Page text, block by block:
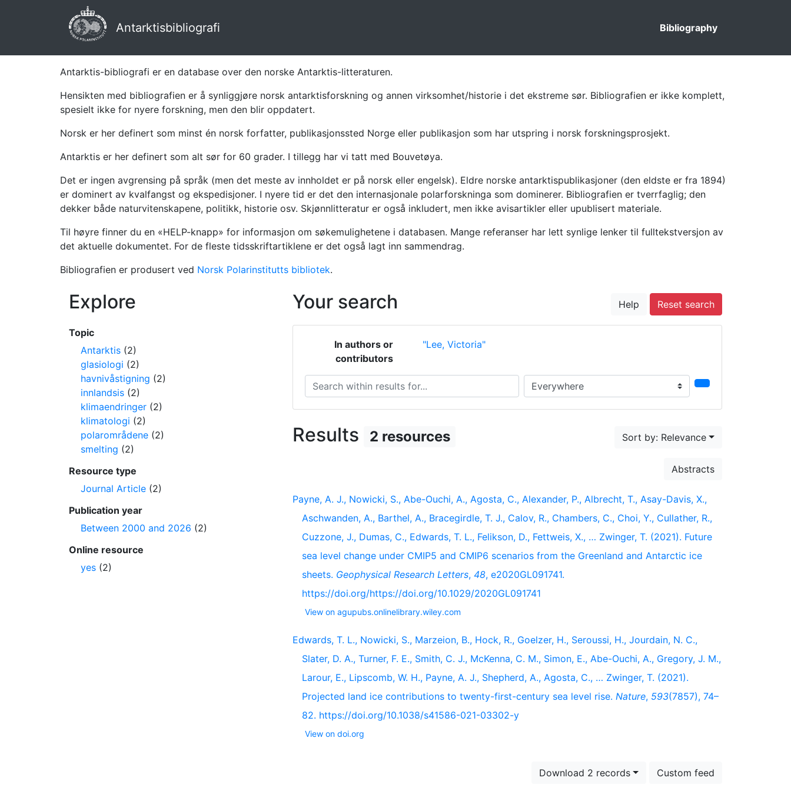
Antarktisbibliografi Bibliography
Antarktis-bibliografi er en database over den norske Antarktis-litteraturen.
Hensikten med bibliografien er å synliggjøre norsk antarktisforskning og annen virksomhet/historie i det ekstreme sør. Bibliografien er ikke komplett,
spesielt ikke for nyere forskning, men den blir oppdatert.
Norsk er her definert som minst én norsk forfatter, publikasjonssted Norge eller publikasjon som har utspring i norsk forskningsprosjekt.
Antarktis er her definert som alt sør for 60 grader. I tillegg har vi tatt med Bouvetøya.
Det er ingen avgrensing på språk (men det meste av innholdet er på norsk eller engelsk). Eldre norske antarktispublikasjoner (den eldste er fra 1894)
er dominert av kvalfangst og ekspedisjoner. I nyere tid er det den internasjonale polarforskninga som dominerer. Bibliografien er tverrfaglig; den
dekker både naturvitenskapene, politikk, historie osv. Skjønnlitteratur er også inkludert, men ikke avisartikler eller upublisert materiale.
Til høyre finner du en «HELP-knapp» for informasjon om søkemulighetene i databasen. Mange referanser har lett synlige lenker til fulltekstversjon av
det aktuelle dokumentet. For de fleste tidsskriftartiklene er det også lagt inn sammendrag.
Bibliografien er produsert ved Norsk Polarinstitutts bibliotek.
Your search Help Reset search
In authors or
contributors
"Lee, Victoria"
Search within results for... Search in...
Results 2 resources Sort by: Relevance
Abstracts
Payne, A. J., Nowicki, S., Abe-Ouchi, A., Agosta, C., Alexander, P., Albrecht, T., Asay-Davis, X.,
Aschwanden, A., Barthel, A., Bracegirdle, T. J., Calov, R., Chambers, C., Choi, Y., Cullather, R.,
Cuzzone, J., Dumas, C., Edwards, T. L., Felikson, D., Fettweis, X., … Zwinger, T. (2021). Future
sea level change under CMIP5 and CMIP6 scenarios from the Greenland and Antarctic ice
sheets. Geophysical Research Letters, 48, e2020GL091741.
https://doi.org/https://doi.org/10.1029/2020GL091741
View on agupubs.onlinelibrary.wiley.com
Edwards, T. L., Nowicki, S., Marzeion, B., Hock, R., Goelzer, H., Seroussi, H., Jourdain, N. C.,
Slater, D. A., Turner, F. E., Smith, C. J., McKenna, C. M., Simon, E., Abe-Ouchi, A., Gregory, J. M.,
Larour, E., Lipscomb, W. H., Payne, A. J., Shepherd, A., Agosta, C., … Zwinger, T. (2021).
Projected land ice contributions to twenty-first-century sea level rise. Nature, 593(7857), 74–
82. https://doi.org/10.1038/s41586-021-03302-y
View on doi.org
Download 2 records Custom feed
Explore
Topic
Antarktis (2)
glasiologi (2)
havnivåstigning (2)
innlandsis (2)
klimaendringer (2)
klimatologi (2)
polarområdene (2)
smelting (2)
Resource type
Journal Article (2)
Publication year
Between 2000 and 2026 (2)
Online resource
yes (2)